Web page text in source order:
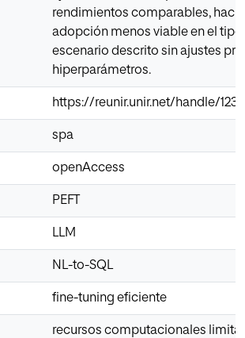
rendimientos comparables,
adopción menos viable en el tipo
escenario descrito sin ajustes
hiperparámetros.
https://reunir.unir.net/handle/
spa
openAccess
PEFT
LLM
NL-to-SQL
fine-tuning eficiente
recursos computacionales